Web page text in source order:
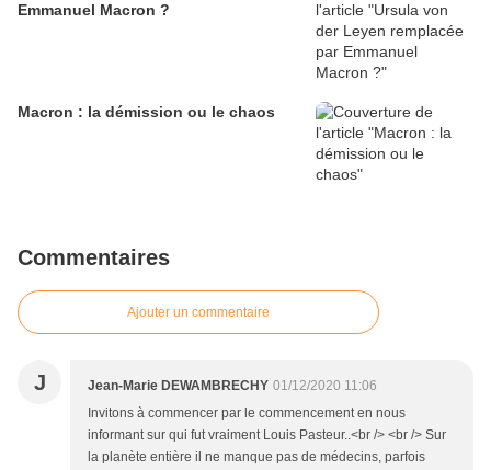
Emmanuel Macron ?
Macron : la démission ou le chaos
Commentaires
Ajouter un commentaire
J Jean-Marie DEWAMBRECHY 01/12/2020 11:06
Invitons à commencer par le commencement en nous
informant sur qui fut vraiment Louis Pasteur..<br /> <br /> Sur
la planète entière il ne manque pas de médecins, parfois